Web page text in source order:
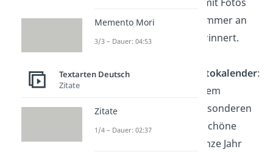
der Familie, die sie immer an
schöne Momente erinnert.
Selbstgemachte Fotokalender:
Jeder Monat mit einem
anderen Bild von besonderen
Momenten — eine schöne
Möglichkeit, das ganze Jahr
Memento Mori
3/3 – Dauer: 04:53
Textarten Deutsch
Zitate
Zitate
1/4 – Dauer: 02:37